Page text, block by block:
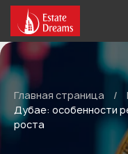
Главная страница /
Дубае: особенности
роста